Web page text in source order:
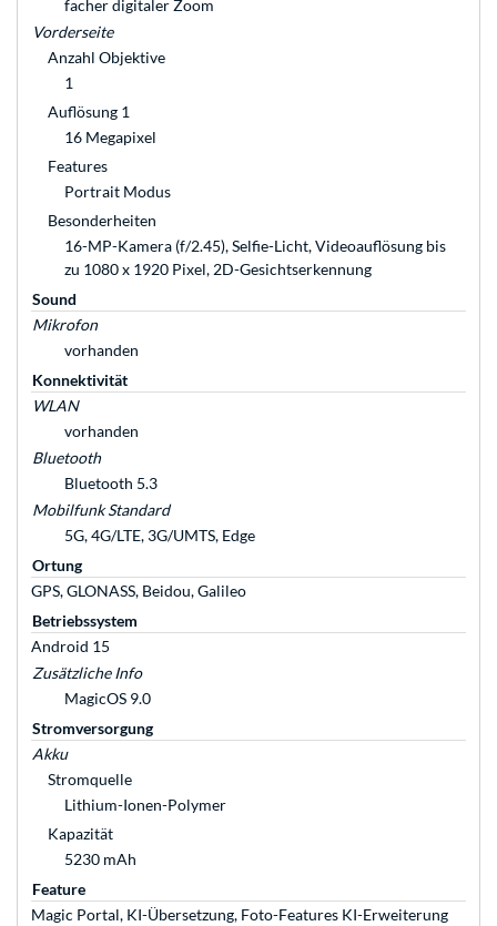
facher digitaler Zoom
Vorderseite
Anzahl Objektive
1
Auflösung 1
16 Megapixel
Features
Portrait Modus
Besonderheiten
16-MP-Kamera (f/2.45), Selfie-Licht, Videoauflösung bis
zu 1080 x 1920 Pixel, 2D-Gesichtserkennung
Sound
Mikrofon
vorhanden
Konnektivität
WLAN
vorhanden
Bluetooth
Bluetooth 5.3
Mobilfunk Standard
5G, 4G/LTE, 3G/UMTS, Edge
Ortung
GPS, GLONASS, Beidou, Galileo
Betriebssystem
Android 15
Zusätzliche Info
MagicOS 9.0
Stromversorgung
Akku
Stromquelle
Lithium-Ionen-Polymer
Kapazität
5230 mAh
Feature
Magic Portal, KI-Übersetzung, Foto-Features KI-Erweiterung